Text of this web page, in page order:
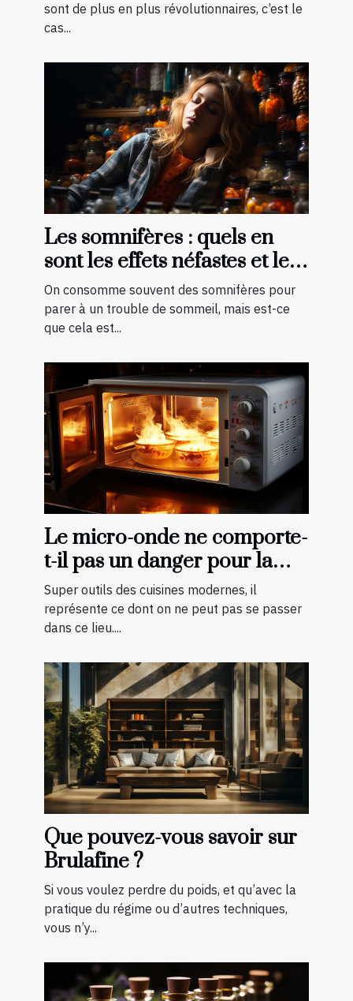
sont de plus en plus révolutionnaires, c’est le
cas...
Les somnifères : quels en
sont les effets néfastes et les
palliatifs ?
On consomme souvent des somnifères pour
parer à un trouble de sommeil, mais est-ce
que cela est...
Le micro-onde ne comporte-
t-il pas un danger pour la
cuisson des aliments ?
Super outils des cuisines modernes, il
représente ce dont on ne peut pas se passer
dans ce lieu....
Que pouvez-vous savoir sur
Brulafine ?
Si vous voulez perdre du poids, et qu’avec la
pratique du régime ou d’autres techniques,
vous n’y...